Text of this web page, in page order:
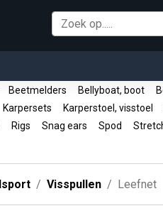
Beetmelders Bellyboat, boot
Karpersets Karperstoel, visstoel
Rigs Snag ears Spod
Visspullen Leefnet